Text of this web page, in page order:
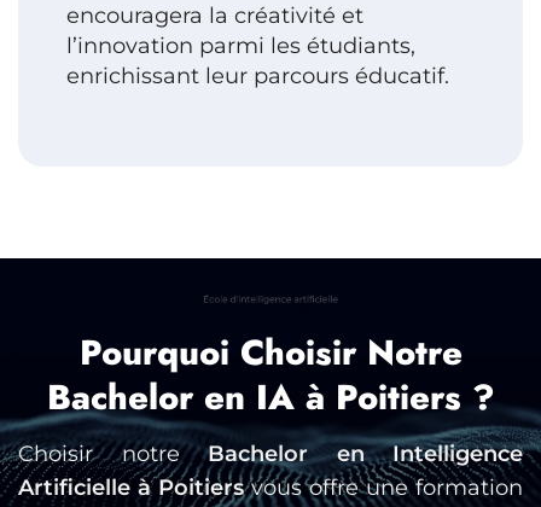
encouragera la créativité et
l’innovation parmi les étudiants,
enrichissant leur parcours éducatif.
Pourquoi Choisir Notre
Bachelor en IA à Poitiers ?
Choisir notreBachelor en Intelligence
Artificielle à Poitiersvous offre une formation